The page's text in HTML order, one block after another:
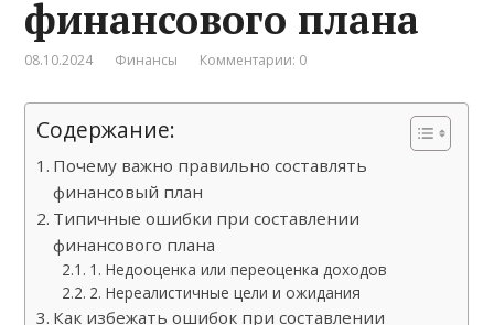
финансового плана
08.10.2024 Финансы Комментарии: 0
Содержание:
Почему важно правильно составлять
финансовый план
Типичные ошибки при составлении
финансового плана
1. Недооценка или переоценка доходов
2. Нереалистичные цели и ожидания
Как избежать ошибок при составлении